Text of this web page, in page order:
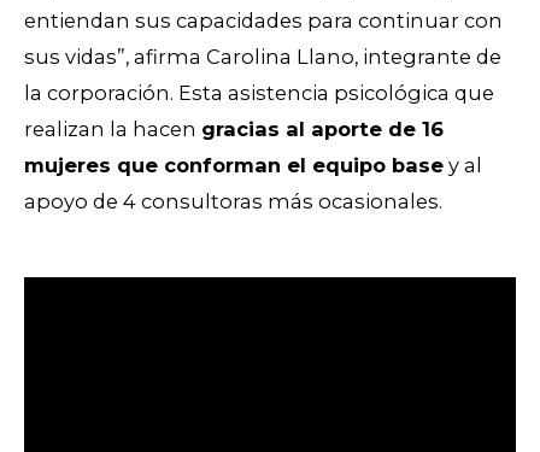
entiendan sus capacidades para continuar con
sus vidas”, afirma Carolina Llano, integrante de
la corporación. Esta asistencia psicológica que
realizan la hacen gracias al aporte de 16
mujeres que conforman el equipo base y al
apoyo de 4 consultoras más ocasionales.